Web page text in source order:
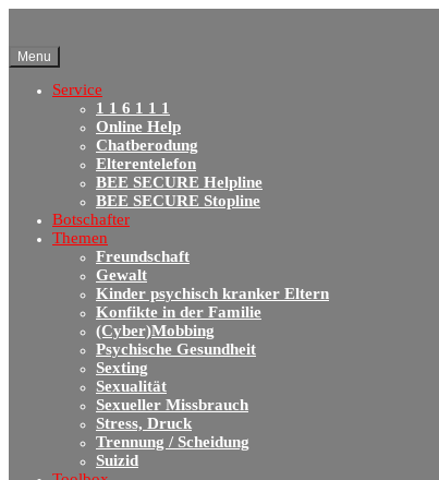
Menu
Service
1 1 6 1 1 1
Online Help
Chatberodung
Elterentelefon
BEE SECURE Helpline
BEE SECURE Stopline
Botschafter
Themen
Freundschaft
Gewalt
Kinder psychisch kranker Eltern
Konfikte in der Familie
(Cyber)Mobbing
Psychische Gesundheit
Sexting
Sexualität
Sexueller Missbrauch
Stress, Druck
Trennung / Scheidung
Suizid